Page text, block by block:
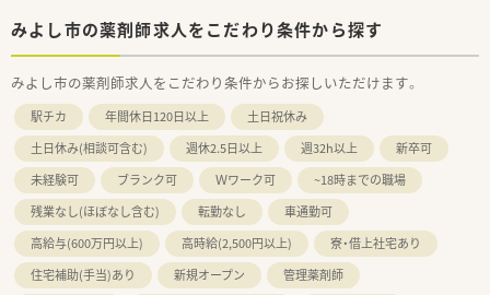
みよし市の薬剤師求人をこだわり条件から探す
みよし市の薬剤師求人をこだわり条件からお探しいただけます。
駅チカ 年間休日120日以上
土日祝休み
土日休み(相談可含む)
週休2.5日以上 週32h以上
新卒可
未経験可
ブランク可 Ｗワーク可
~18時までの職場
残業なし(ほぼなし含む)
転勤なし
車通勤可
高給与(600万円以上)
高時給(2,500円以上)
寮・借上社宅あり
住宅補助(手当)あり
新規オープン
管理薬剤師